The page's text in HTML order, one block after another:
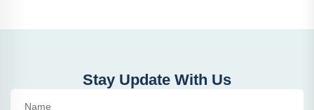
Stay Update With Us